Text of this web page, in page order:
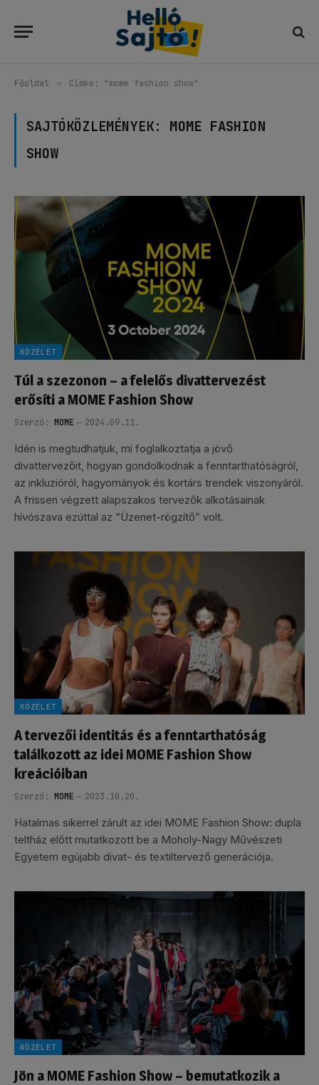
Főoldal » Címke: "mome fashion show"
SAJTÓKÖZLEMÉNYEK: MOME FASHION
SHOW
KÖZÉLET
Túl a szezonon – a felelős divattervezést
erősíti a MOME Fashion Show
Szerző: MOME 2024.09.11.
Idén is megtudhatjuk, mi foglalkoztatja a jövő
divattervezőit, hogyan gondolkodnak a fenntarthatóságról,
az inkluzióról, hagyományok és kortárs trendek viszonyáról.
A frissen végzett alapszakos tervezők alkotásainak
hívószava ezúttal az “Üzenet-rögzítő” volt.
KÖZÉLET
A tervezői identitás és a fenntarthatóság
találkozott az idei MOME Fashion Show
kreációiban
Szerző: MOME 2023.10.20.
Hatalmas sikerrel zárult az idei MOME Fashion Show: dupla
teltház előtt mutatkozott be a Moholy-Nagy Művészeti
Egyetem egújabb divat- és textiltervező generációja.
KÖZÉLET
Jön a MOME Fashion Show – bemutatkozik a